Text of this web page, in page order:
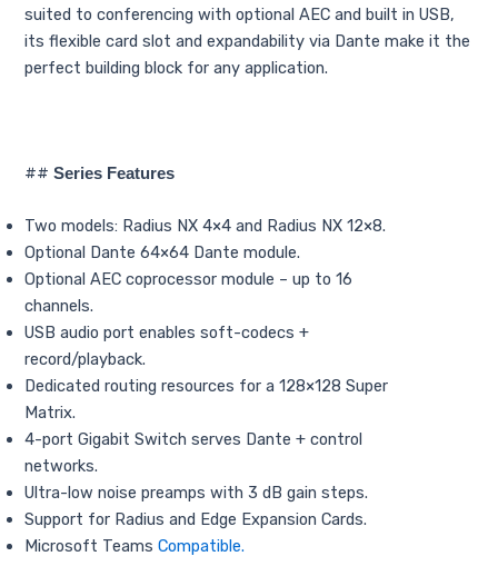
suited to conferencing with optional AEC and built in USB,
its flexible card slot and expandability via Dante make it the
perfect building block for any application.
##Series Features
Two models: Radius NX 4×4 and Radius NX 12×8.
Optional Dante 64×64 Dante module.
Optional AEC coprocessor module – up to 16
channels.
USB audio port enables soft-codecs +
record/playback.
Dedicated routing resources for a 128×128 Super
Matrix.
4-port Gigabit Switch serves Dante + control
networks.
Ultra-low noise preamps with 3 dB gain steps.
Support for Radius and Edge Expansion Cards.
Microsoft TeamsCompatible.